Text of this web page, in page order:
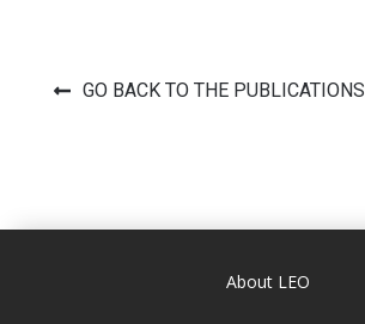
GO BACK TO THE PUBLICATIONS
About LEO